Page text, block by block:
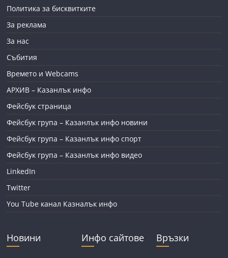
Политика за бисквитките
За реклама
За нас
Събития
Времето и Webcams
АРХИВ – Казанлък инфо
Фейсбук страница
Фейсбук група – Казанлък инфо новини
Фейсбук група – Казанлък инфо спорт
Фейсбук група – Казанлък инфо видео
LinkedIn
Twitter
You Tube канал Казналък инфо
Новини Инфо сайтове Връзки